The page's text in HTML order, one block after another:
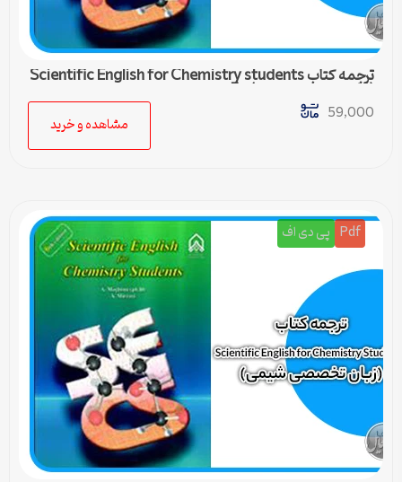
ترجمه کتاب Scientific English for Chemistry students
59,000
مشاهده و خرید
Pdf پی دی اف